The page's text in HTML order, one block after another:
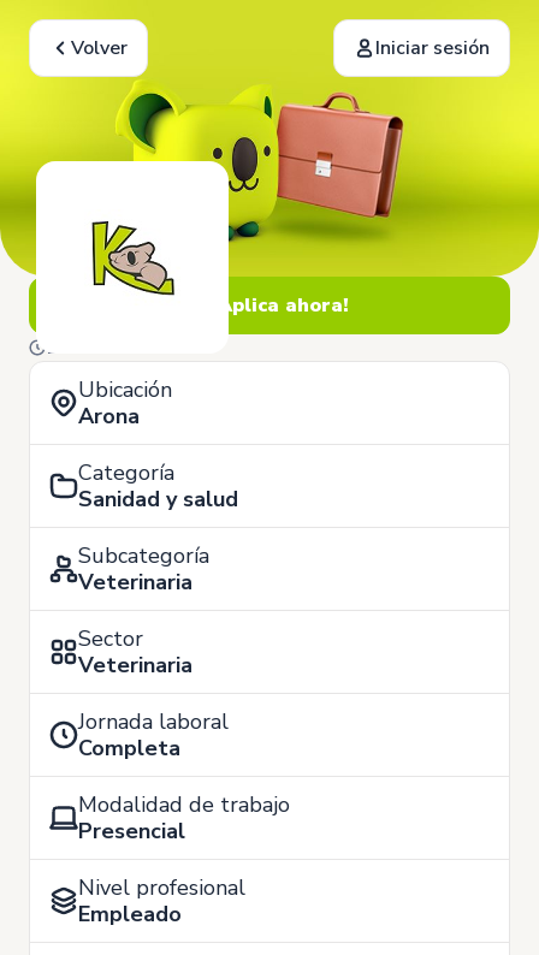
Volver Iniciar sesión
¡Aplica ahora!
17 de Abril
Ubicación
Arona
Categoría
Sanidad y salud
Subcategoría
Veterinaria
Sector
Veterinaria
Jornada laboral
Completa
Modalidad de trabajo
Presencial
Nivel profesional
Empleado